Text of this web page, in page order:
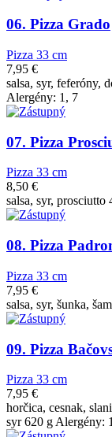
06. Pizza Grado
Pizza 33 cm
7,95 €
salsa, syr, feferóny,
Alergény: 1, 7
07. Pizza
Pizza 33 cm
8,50 €
salsa, syr,
08. Pizza
Pizza 33 cm
7,95 €
salsa, syr, šunka,
09. Pizza
Pizza 33 cm
7,95 €
horčica, cesnak,
syr 620 g Alergény: